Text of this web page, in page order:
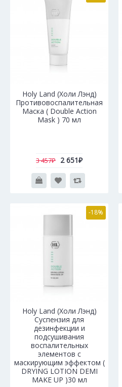
Holy Land (Холи Лэнд)
Противовоспалительная
Маска ( Double Action
Mask ) 70 мл
3 457₽ 2 651₽
-18%
Holy Land (Холи Лэнд)
Суспензия для
дезинфекции и
подсушивания
воспалительных
элементов с
маскирующим эффектом (
DRYING LOTION DEMI
MAKE UP )30 мл